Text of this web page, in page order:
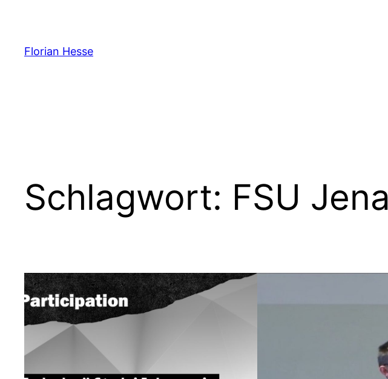
springen
Florian Hesse
Schlagwort: FSU Jena